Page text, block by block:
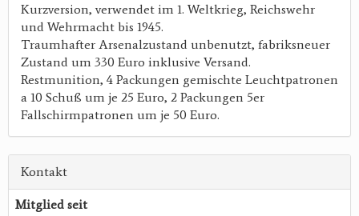
Kurzversion, verwendet im 1. Weltkrieg, Reichswehr
und Wehrmacht bis 1945.
Traumhafter Arsenalzustand unbenutzt, fabriksneuer
Zustand um 330 Euro inklusive Versand.
Restmunition, 4 Packungen gemischte Leuchtpatronen
a 10 Schuß um je 25 Euro, 2 Packungen 5er
Fallschirmpatronen um je 50 Euro.
Kontakt
Mitglied seit